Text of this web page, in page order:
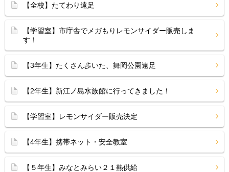
【全校】たてわり遠足
【学習室】市庁舎でメガもりレモンサイダー販売しま
す！
【3年生】たくさん歩いた、舞岡公園遠足
【2年生】新江ノ島水族館に行ってきました！
【学習室】レモンサイダー販売決定
【4年生】携帯ネット・安全教室
【５年生】みなとみらい２１熱供給